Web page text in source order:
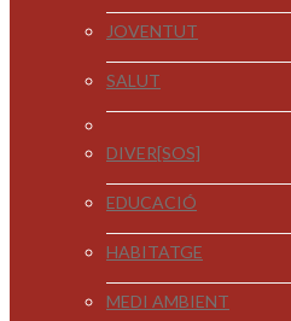
JOVENTUT
SALUT
DIVER[SOS]
EDUCACIÓ
HABITATGE
MEDI AMBIENT